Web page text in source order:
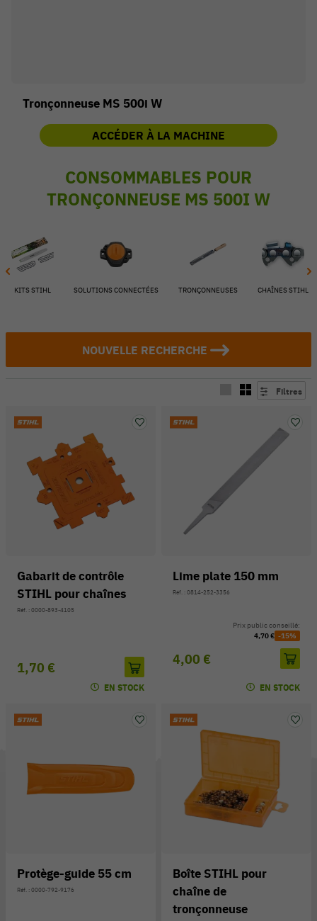
Tronçonneuse MS 500i W
ACCÉDER À LA MACHINE
CONSOMMABLES POUR
TRONÇONNEUSE MS 500I W
KITS STIHL SOLUTIONS CONNECTÉES TRONÇONNEUSES CHAÎNES STIHL
NOUVELLE RECHERCHE
Filtres
Gabarit de contrôle
STIHL pour chaînes
Réf. : 0000-893-4105
1,70 €
EN STOCK
Lime plate 150 mm
Réf. : 0814-252-3356
4,00 €
Prix public conseillé:
4,70 € -15%
EN STOCK
Protège-guide 55 cm
Réf. : 0000-792-9176
Boîte STIHL pour
chaîne de
tronçonneuse